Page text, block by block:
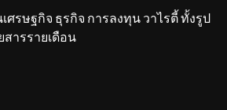
ศรษฐกิจ ธุรกิจ การลงทุน วาไรตี้ ทั้งรูป
ารรายเดือน